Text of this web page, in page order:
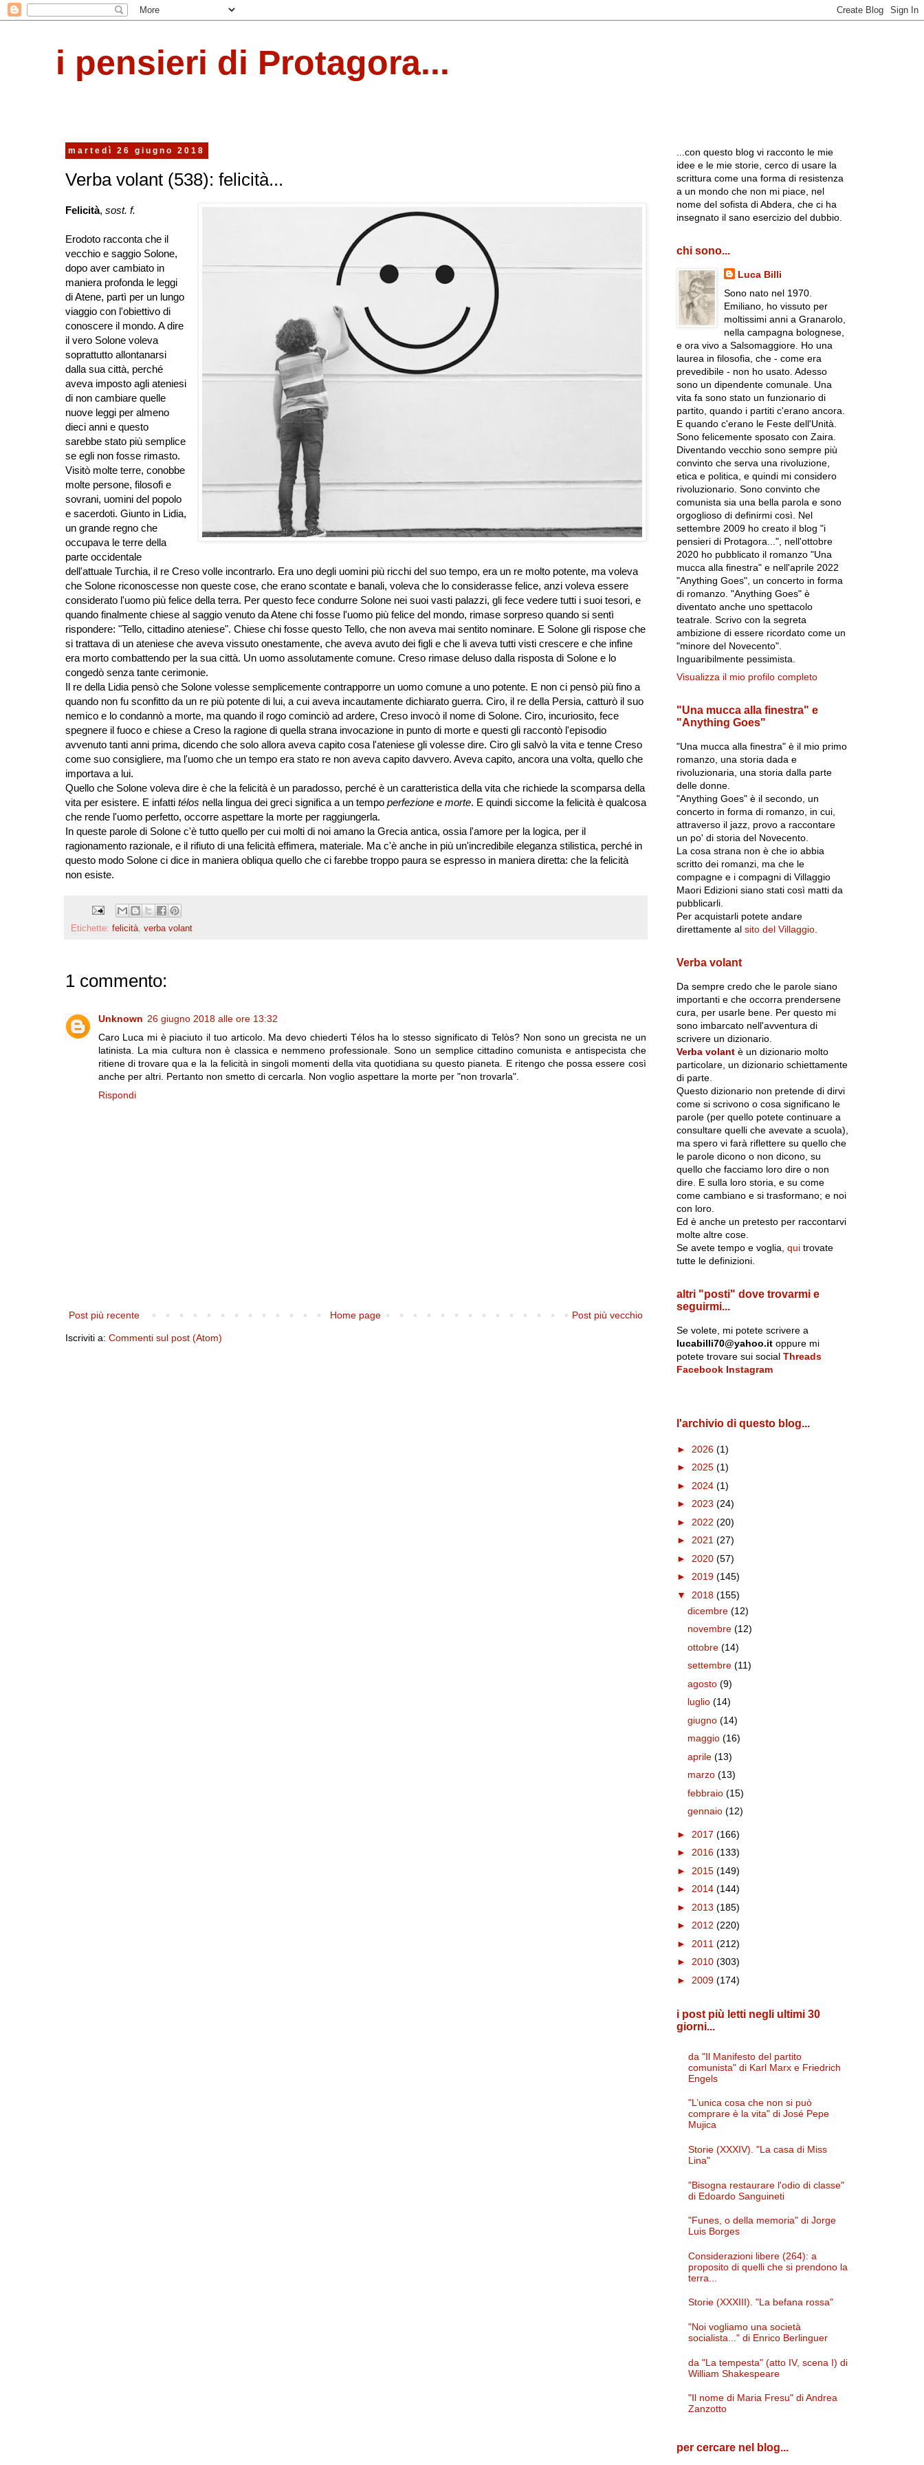
i pensieri di Protagora...
martedì 26 giugno 2018
Verba volant (538): felicità...
Felicità, sost. f.
Erodoto racconta che il
vecchio e saggio Solone,
dopo aver cambiato in
maniera profonda le leggi
di Atene, partì per un lungo
viaggio con l'obiettivo di
conoscere il mondo. A dire
il vero Solone voleva
soprattutto allontanarsi
dalla sua città, perché
aveva imposto agli ateniesi
di non cambiare quelle
nuove leggi per almeno
dieci anni e questo
sarebbe stato più semplice
se egli non fosse rimasto.
Visitò molte terre, conobbe
molte persone, filosofi e
sovrani, uomini del popolo
e sacerdoti. Giunto in Lidia,
un grande regno che
occupava le terre della
parte occidentale
dell'attuale Turchia, il re Creso volle incontrarlo. Era uno degli uomini più ricchi del suo tempo, era un re molto potente, ma voleva
che Solone riconoscesse non queste cose, che erano scontate e banali, voleva che lo considerasse felice, anzi voleva essere
considerato l'uomo più felice della terra. Per questo fece condurre Solone nei suoi vasti palazzi, gli fece vedere tutti i suoi tesori, e
quando finalmente chiese al saggio venuto da Atene chi fosse l'uomo più felice del mondo, rimase sorpreso quando si sentì
rispondere: "Tello, cittadino ateniese". Chiese chi fosse questo Tello, che non aveva mai sentito nominare. E Solone gli rispose che
si trattava di un ateniese che aveva vissuto onestamente, che aveva avuto dei figli e che li aveva tutti visti crescere e che infine
era morto combattendo per la sua città. Un uomo assolutamente comune. Creso rimase deluso dalla risposta di Solone e lo
congedò senza tante cerimonie.
Il re della Lidia pensò che Solone volesse semplicemente contrapporre un uomo comune a uno potente. E non ci pensò più fino a
quando non fu sconfitto da un re più potente di lui, a cui aveva incautamente dichiarato guerra. Ciro, il re della Persia, catturò il suo
nemico e lo condannò a morte, ma quando il rogo cominciò ad ardere, Creso invocò il nome di Solone. Ciro, incuriosito, fece
spegnere il fuoco e chiese a Creso la ragione di quella strana invocazione in punto di morte e questi gli raccontò l'episodio
avvenuto tanti anni prima, dicendo che solo allora aveva capito cosa l'ateniese gli volesse dire. Ciro gli salvò la vita e tenne Creso
come suo consigliere, ma l'uomo che un tempo era stato re non aveva capito davvero. Aveva capito, ancora una volta, quello che
importava a lui.
Quello che Solone voleva dire è che la felicità è un paradosso, perché è un caratteristica della vita che richiede la scomparsa della
vita per esistere. E infatti télos nella lingua dei greci significa a un tempo perfezionee morte. E quindi siccome la felicità è qualcosa
che rende l'uomo perfetto, occorre aspettare la morte per raggiungerla.
In queste parole di Solone c'è tutto quello per cui molti di noi amano la Grecia antica, ossia l'amore per la logica, per il
ragionamento razionale, e il rifiuto di una felicità effimera, materiale. Ma c'è anche in più un'incredibile eleganza stilistica, perché in
questo modo Solone ci dice in maniera obliqua quello che ci farebbe troppo paura se espresso in maniera diretta: che la felicità
non esiste.
Etichette: felicità, verba volant
1 commento:
Unknown 26 giugno 2018 alle ore 13:32
Caro Luca mi è piaciuto il tuo articolo. Ma devo chiederti Télos ha lo stesso significato di Telòs? Non sono un grecista ne un
latinista. La mia cultura non è classica e nemmeno professionale. Sono un semplice cittadino comunista e antispecista che
ritiene di trovare qua e la la felicità in singoli momenti della vita quotidiana su questo pianeta. E ritengo che possa essere così
anche per altri. Pertanto non smetto di cercarla. Non voglio aspettare la morte per "non trovarla".
Rispondi
Post più recente Post più vecchio
Home page
Iscriviti a: Commenti sul post (Atom)
...con questo blog vi racconto le mie
idee e le mie storie, cerco di usare la
scrittura come una forma di resistenza
a un mondo che non mi piace, nel
nome del sofista di Abdera, che ci ha
insegnato il sano esercizio del dubbio.
chi sono...
Luca Billi
Sono nato nel 1970.
Emiliano, ho vissuto per
moltissimi anni a Granarolo,
nella campagna bolognese,
e ora vivo a Salsomaggiore. Ho una
laurea in filosofia, che - come era
prevedibile - non ho usato. Adesso
sono un dipendente comunale. Una
vita fa sono stato un funzionario di
partito, quando i partiti c'erano ancora.
E quando c'erano le Feste dell'Unità.
Sono felicemente sposato con Zaira.
Diventando vecchio sono sempre più
convinto che serva una rivoluzione,
etica e politica, e quindi mi considero
rivoluzionario. Sono convinto che
comunista sia una bella parola e sono
orgoglioso di definirmi così. Nel
settembre 2009 ho creato il blog "i
pensieri di Protagora...", nell'ottobre
2020 ho pubblicato il romanzo "Una
mucca alla finestra" e nell'aprile 2022
"Anything Goes", un concerto in forma
di romanzo. "Anything Goes" è
diventato anche uno spettacolo
teatrale. Scrivo con la segreta
ambizione di essere ricordato come un
"minore del Novecento".
Inguaribilmente pessimista.
Visualizza il mio profilo completo
"Una mucca alla finestra" e
"Anything Goes"
"Una mucca alla finestra" è il mio primo
romanzo, una storia dada e
rivoluzionaria, una storia dalla parte
delle donne.
"Anything Goes" è il secondo, un
concerto in forma di romanzo, in cui,
attraverso il jazz, provo a raccontare
un po' di storia del Novecento.
La cosa strana non è che io abbia
scritto dei romanzi, ma che le
compagne e i compagni di Villaggio
Maori Edizioni siano stati così matti da
pubblicarli.
Per acquistarli potete andare
direttamente al sito del Villaggio.
Verba volant
Da sempre credo che le parole siano
importanti e che occorra prendersene
cura, per usarle bene. Per questo mi
sono imbarcato nell'avventura di
scrivere un dizionario.
Verba volantè un dizionario molto
particolare, un dizionario schiettamente
di parte.
Questo dizionario non pretende di dirvi
come si scrivono o cosa significano le
parole (per quello potete continuare a
consultare quelli che avevate a scuola),
ma spero vi farà riflettere su quello che
le parole dicono o non dicono, su
quello che facciamo loro dire o non
dire. E sulla loro storia, e su come
come cambiano e si trasformano; e noi
con loro.
Ed è anche un pretesto per raccontarvi
molte altre cose.
Se avete tempo e voglia, quitrovate
tutte le definizioni.
altri "posti" dove trovarmi e
seguirmi...
Se volete, mi potete scrivere a
lucabilli70@yahoo.itoppure mi
potete trovare sui social Threads
Facebook Instagram
l'archivio di questo blog...
► 2026 (1)
► 2025 (1)
► 2024 (1)
► 2023 (24)
► 2022 (20)
► 2021 (27)
► 2020 (57)
► 2019 (145)
▼ 2018 (155)
dicembre(12)
novembre(12)
ottobre(14)
settembre(11)
agosto(9)
luglio(14)
giugno(14)
maggio(16)
aprile(13)
marzo(13)
febbraio(15)
gennaio(12)
► 2017 (166)
► 2016 (133)
► 2015 (149)
► 2014 (144)
► 2013 (185)
► 2012 (220)
► 2011 (212)
► 2010 (303)
► 2009 (174)
i post più letti negli ultimi 30
giorni...
da "Il Manifesto del partito
comunista" di Karl Marx e Friedrich
Engels
"L’unica cosa che non si può
comprare è la vita" di José Pepe
Mujica
Storie (XXXIV). "La casa di Miss
Lina"
"Bisogna restaurare l'odio di classe"
di Edoardo Sanguineti
"Funes, o della memoria" di Jorge
Luis Borges
Considerazioni libere (264): a
proposito di quelli che si prendono la
terra...
Storie (XXXIII). "La befana rossa"
"Noi vogliamo una società
socialista..." di Enrico Berlinguer
da "La tempesta" (atto IV, scena I) di
William Shakespeare
"Il nome di Maria Fresu" di Andrea
Zanzotto
per cercare nel blog...